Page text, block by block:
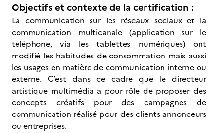
Objectifs et contexte de la certification :
La communication sur les réseaux sociaux et la
communication multicanale (application sur le
téléphone, via les tablettes numériques) ont
modifié les habitudes de consommation mais aussi
les usages en matière de communication interne ou
externe. C’est dans ce cadre que le directeur
artistique multimédia a pour rôle de proposer des
concepts créatifs pour des campagnes de
communication réalisé pour des clients annonceurs
ou entreprises.